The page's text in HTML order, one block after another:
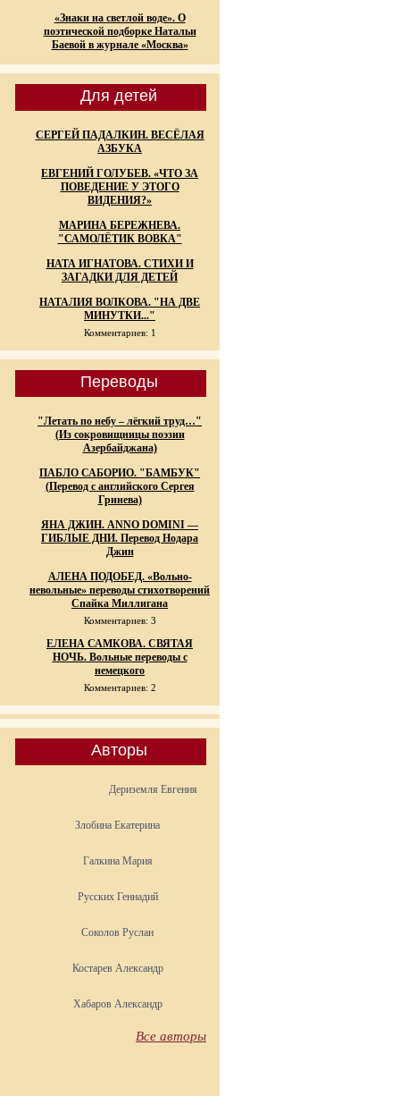
«Знаки на светлой воде». О
поэтической подборке Натальи
Баевой в журнале «Москва»
Для детей
СЕРГЕЙ ПАДАЛКИН. ВЕСЁЛАЯ
АЗБУКА
ЕВГЕНИЙ ГОЛУБЕВ. «ЧТО ЗА
ПОВЕДЕНИЕ У ЭТОГО
ВИДЕНИЯ?»
МАРИНА БЕРЕЖНЕВА.
"САМОЛЁТИК ВОВКА"
НАТА ИГНАТОВА. СТИХИ И
ЗАГАДКИ ДЛЯ ДЕТЕЙ
НАТАЛИЯ ВОЛКОВА. "НА ДВЕ
МИНУТКИ..."
Комментариев: 1
Переводы
"Летать по небу – лёгкий труд…"
(Из сокровищницы поэзии
Азербайджана)
ПАБЛО САБОРИО. "БАМБУК"
(Перевод с английского Сергея
Гринева)
ЯНА ДЖИН. ANNO DOMINI —
ГИБЛЫЕ ДНИ. Перевод Нодара
Джин
АЛЕНА ПОДОБЕД. «Вольно-
невольные» переводы стихотворений
Спайка Миллигана
Комментариев: 3
ЕЛЕНА САМКОВА. СВЯТАЯ
НОЧЬ. Вольные переводы с
немецкого
Комментариев: 2
Авторы
Дериземля Евгения
Злобина Екатерина
Галкина Мария
Русских Геннадий
Соколов Руслан
Костарев Александр
Хабаров Александр
Все авторы